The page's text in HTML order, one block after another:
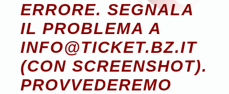
ERRORE. SEGNALA
IL PROBLEMA A
INFO@TICKET.BZ.IT
(CON SCREENSHOT).
PROVVEDEREMO